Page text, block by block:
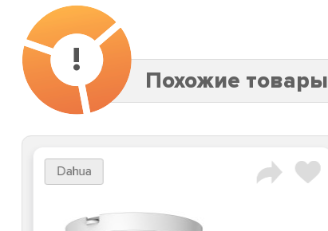
!
Похожие товары
Dahua